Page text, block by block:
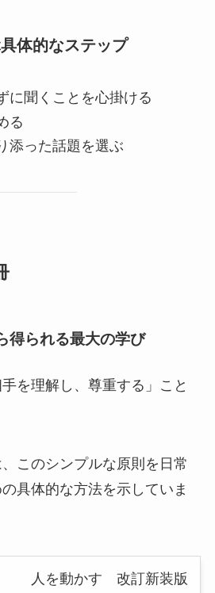
体的なステップ
に聞くことを心掛ける
る
添った話題を選ぶ
得られる最大の学び
を理解し、尊重する」こと
このシンプルな原則を日常
具体的な方法を示していま
人を動かす 改訂新装版